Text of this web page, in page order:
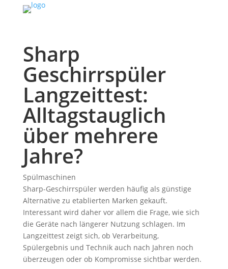
Sharp
Geschirrspüler
Langzeittest:
Alltagstauglich
über mehrere
Jahre?
Spülmaschinen
Sharp-Geschirrspüler werden häufig als günstige
Alternative zu etablierten Marken gekauft.
Interessant wird daher vor allem die Frage, wie sich
die Geräte nach längerer Nutzung schlagen. Im
Langzeittest zeigt sich, ob Verarbeitung,
Spülergebnis und Technik auch nach Jahren noch
überzeugen oder ob Kompromisse sichtbar werden.